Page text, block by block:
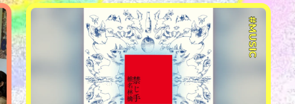
#MUSIC